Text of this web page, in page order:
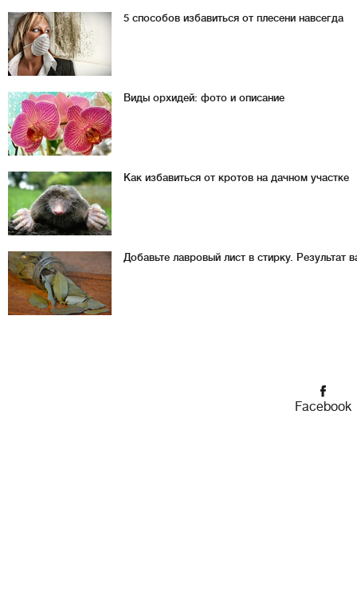
5 способов избавиться от плесени навсегда
Виды орхидей: фото и описание
Как избавиться от кротов на дачном участке
Добавьте лавровый лист в стирку. Результат
Facebook